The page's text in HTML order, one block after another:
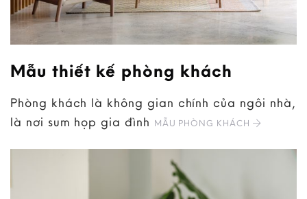
Mẫu thiết kế phòng khách
Phòng khách là không gian chính của ngôi nhà,
là nơi sum họp gia đình MẪU PHÒNG KHÁCH